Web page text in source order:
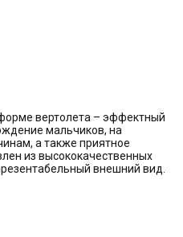
вертолета – эффектный
мальчиков, на
а также приятное
из высококачественных
внешний вид.